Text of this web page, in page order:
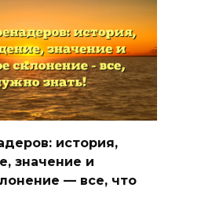
история,
значение и
— все, что